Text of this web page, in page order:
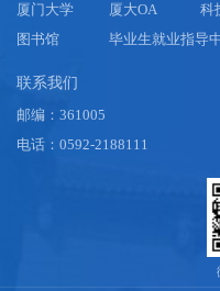
厦门大学 厦大OA 科
图书馆
毕业生就业指导
联系我们
邮编：361005
电话：0592-2188111